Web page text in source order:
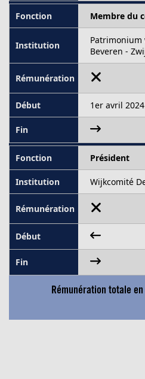
Membre du
Patrimonium
Beveren -
1er avril 2024
Président
Wijkcomité
Rémunération totale